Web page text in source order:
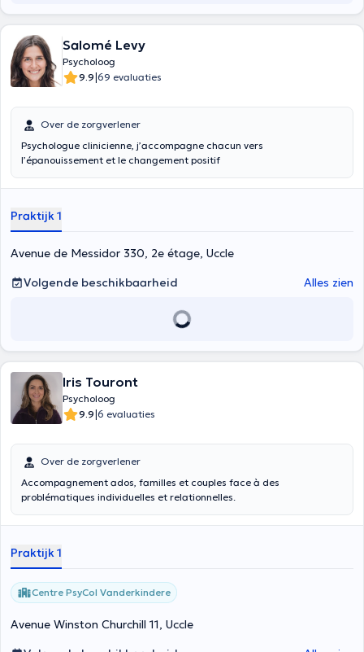
Salomé Levy
Psycholoog
9.9|69 evaluaties
Over de zorgverlener
Psychologue clinicienne, j’accompagne chacun vers
l’épanouissement et le changement positif
Praktijk 1
Avenue de Messidor 330, 2e étage, Uccle
Volgende beschikbaarheid
Alles zien
Iris Touront
Psycholoog
9.9|6 evaluaties
Over de zorgverlener
Accompagnement ados, familles et couples face à des
problématiques individuelles et relationnelles.
Praktijk 1
Centre PsyCol Vanderkindere
Avenue Winston Churchill 11, Uccle